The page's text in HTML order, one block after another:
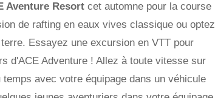
Aventure Resort cet automne pour la course
de rafting en eaux vives classique ou optez
Essayez une excursion en VTT pour
d'ACE Adventure ! Allez à toute vitesse sur
avec votre équipage dans un véhicule